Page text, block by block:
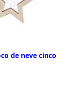
de neve cinco